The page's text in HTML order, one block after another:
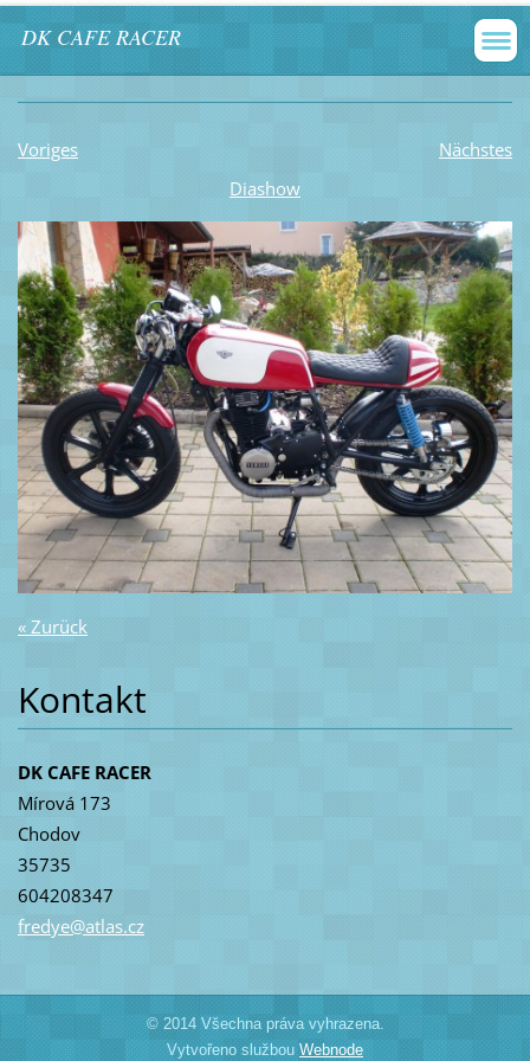
DK CAFE RACER
Voriges
Nächstes
Diashow
« Zurück
Kontakt
DK CAFE RACER
Mírová 173
Chodov
35735
604208347
fredye@atlas.cz
© 2014 Všechna práva vyhrazena.
Vytvořeno službou Webnode